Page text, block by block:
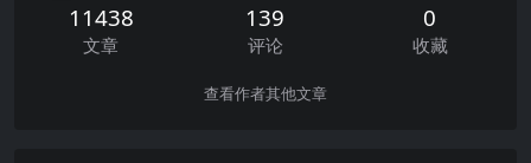
11438
文章
139
评论
0
收藏
查看作者其他文章